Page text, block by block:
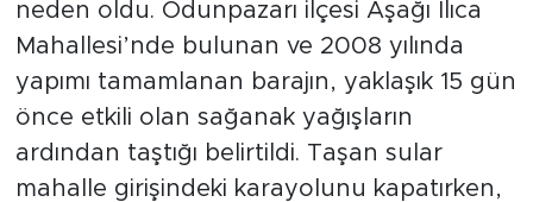
neden oldu. Odunpazarı ilçesi Aşağı Ilıca
Mahallesi’nde bulunan ve 2008 yılında
yapımı tamamlanan barajın, yaklaşık 15 gün
önce etkili olan sağanak yağışların
ardından taştığı belirtildi. Taşan sular
mahalle girişindeki karayolunu kapatırken,